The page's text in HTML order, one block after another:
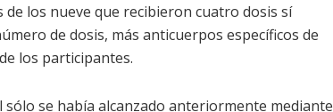
los nueve que recibieron cuatro dosis sí
de dosis, más anticuerpos específicos de
los participantes.
se había alcanzado anteriormente mediante